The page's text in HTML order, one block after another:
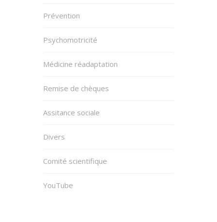
Prévention
Psychomotricité
Médicine réadaptation
Remise de chèques
Assitance sociale
Divers
Comité scientifique
YouTube